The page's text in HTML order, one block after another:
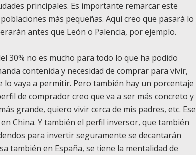
principales. Es importante remarcar este
más pequeñas. Aquí creo que pasará lo
antes que León o Palencia, por ejemplo.
30% no es mucho para todo lo que ha podido
contenida y necesidad de comprar para vivir,
lo vaya a permitir. Pero también hay un porcentaje
de comprador creo que va a ser más concreto y
grande, quiero vivir cerca de mis padres, etc. Ese
China. Y también el perfil inversor, que también
para invertir seguramente se decantarán
también en España, se tiene la mentalidad de